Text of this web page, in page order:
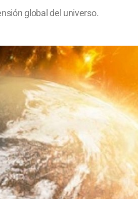
global del universo.